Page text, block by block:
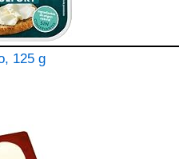
125 g